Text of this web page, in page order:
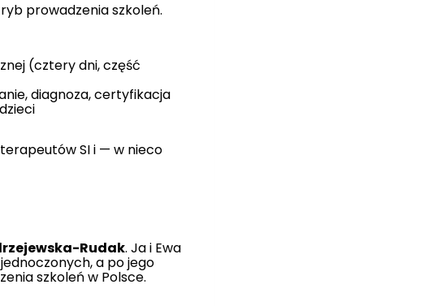
prowadzenia szkoleń.
(cztery dni, część
diagnoza, certyfikacja
SI i — w nieco
Rudak. Ja i Ewa
a po jego
szkoleń w Polsce.